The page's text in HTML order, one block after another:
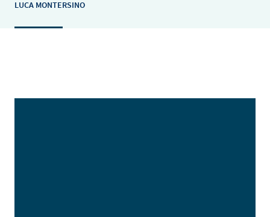
LUCA MONTERSINO